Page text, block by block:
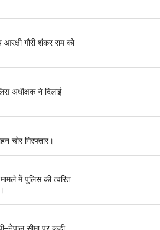
आरक्षी गौरी शंकर राम को
अधीक्षक ने दिलाई
चोर गिरफ्तार।
में पुलिस की त्वरित